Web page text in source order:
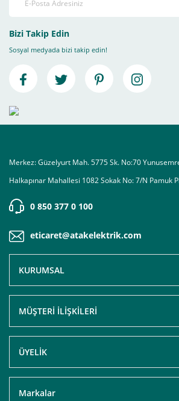
Bizi Takip Edin
Sosyal medyada bizi takip edin!
Merkez: Güzelyurt Mah. 5775 Sk. No:70
Halkapınar Mahallesi 1082 Sokak No: 7/N Pamuk
0 850 377 0 100
eticaret@atakelektrik.com
KURUMSAL
MÜŞTERİ İLİŞKİLERİ
ÜYELİK
Markalar